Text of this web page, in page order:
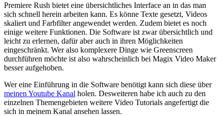
Premiere Rush bietet eine übersichtliches Interface an in das man
sich schnell herein arbeiten kann. Es könne Texte gesetzt, Videos
skaliert und Farbfilter angewendet werden. Zudem bietet es noch
einige weitere Funktionen. Die Software ist zwar übersichtlich und
leicht zu erlernen, dafür aber auch in ihren Möglichkeiten
eingeschränkt. Wer also komplexere Dinge wie Greenscreen
durchführen möchte ist also wahrscheinlich bei Magix Video Maker
besser aufgehoben.
Wer eine Einführung in die Software benötigt kann sich diese über
meinen Youtube Kanal holen. Desweiteren habe ich auch zu den
einzelnen Themengebieten weitere Video Tutorials angefertigt die
sich in meinem Kanal ansehen lassen.